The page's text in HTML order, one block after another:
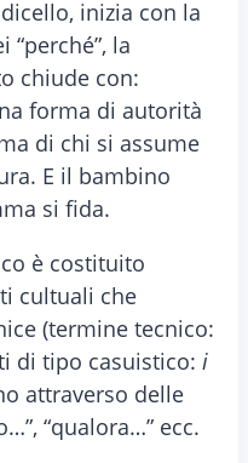
inizia con la
“perché”, la
chiude con:
forma di autorità
di chi si assume
E il bambino
si fida.
è costituito
cultuali che
(termine tecnico:
di tipo casuistico: i
attraverso delle
“qualora…” ecc.